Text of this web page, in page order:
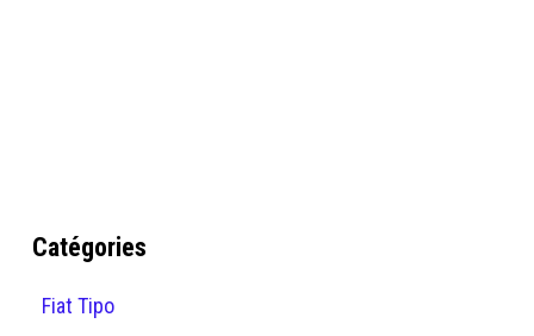
Catégories
Fiat Tipo